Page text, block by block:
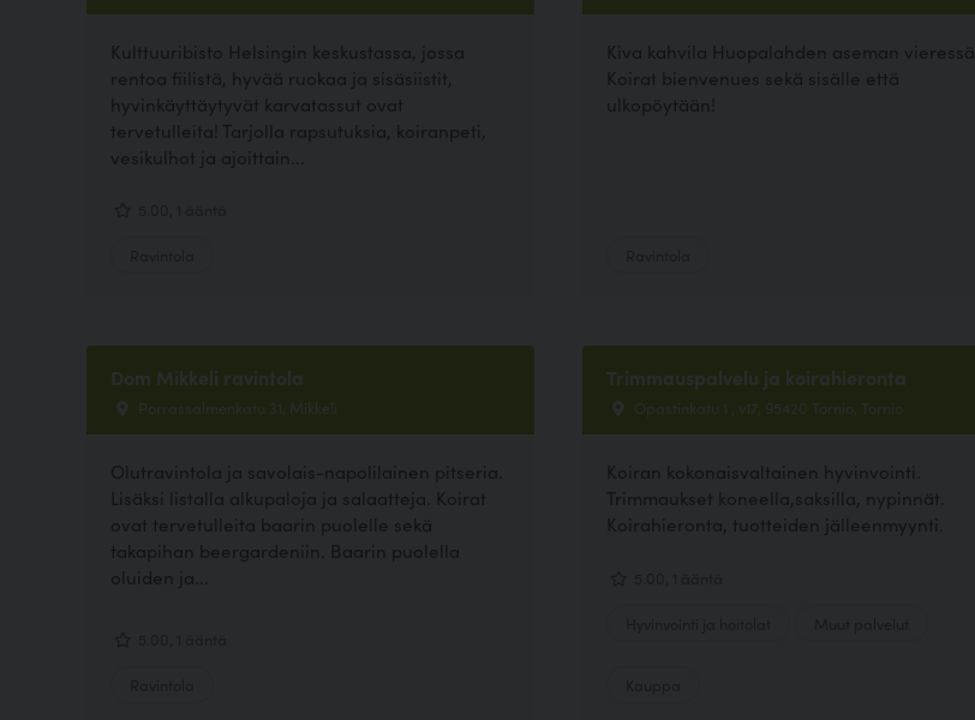
Kulttuuribisto Helsingin keskustassa, jossa
rentoa fiilistä, hyvää ruokaa ja sisäsiistit,
hyvinkäyttäytyvät karvatassut ovat
tervetulleita! Tarjolla rapsutuksia, koiranpeti,
vesikulhot ja ajoittain...
Kiva kahvila Huopalahden aseman vieressä.
Koirat bienvenues sekä sisälle että
ulkopöytään!
Dom Mikkeli ravintola
Porrassalmenkatu 31, Mikkeli
Olutravintola ja savolais-napolilainen pitseria.
Lisäksi listalla alkupaloja ja salaatteja. Koirat
ovat tervetulleita baarin puolelle sekä
takapihan beergardeniin. Baarin puolella
oluiden ja...
Trimmauspalvelu ja koirahieronta
Opastinkatu 1 , v17, 95420 Tornio, Tornio
Koiran kokonaisvaltainen hyvinvointi.
Trimmaukset koneella,saksilla, nypinnät.
Koirahieronta, tuotteiden jälleenmyynti.